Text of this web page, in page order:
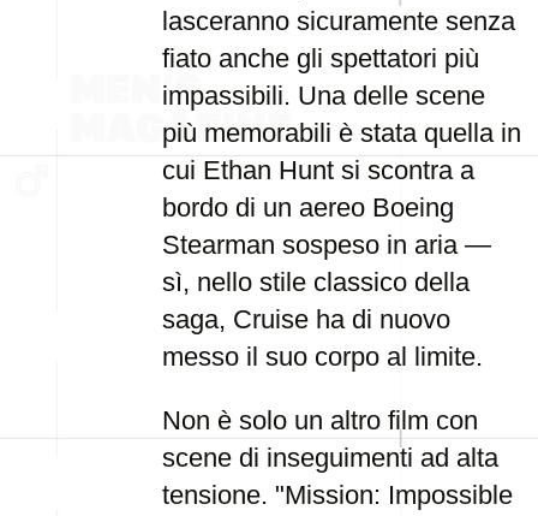
lasceranno sicuramente senza
fiato anche gli spettatori più
impassibili. Una delle scene
più memorabili è stata quella in
cui Ethan Hunt si scontra a
bordo di un aereo Boeing
Stearman sospeso in aria —
sì, nello stile classico della
saga, Cruise ha di nuovo
messo il suo corpo al limite.
Non è solo un altro film con
scene di inseguimenti ad alta
tensione. "Mission: Impossible